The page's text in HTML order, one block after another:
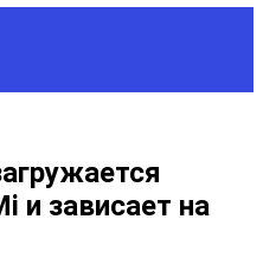
и зависает на